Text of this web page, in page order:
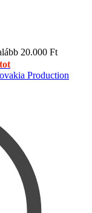
20.000 Ft